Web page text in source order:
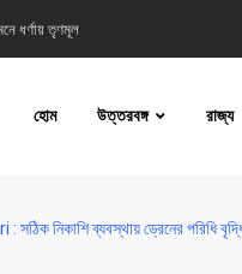
ধর্ণায় তৃণমূল
হোম উত্তরবঙ্গ রাজ্য
সঠিক নিকাশি ব্যবস্থায় ড্রেনের পরিধি